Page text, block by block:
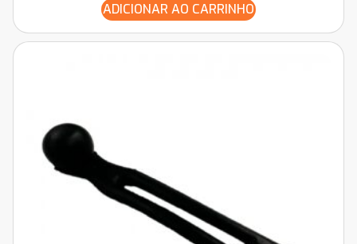
ADICIONAR AO CARRINHO